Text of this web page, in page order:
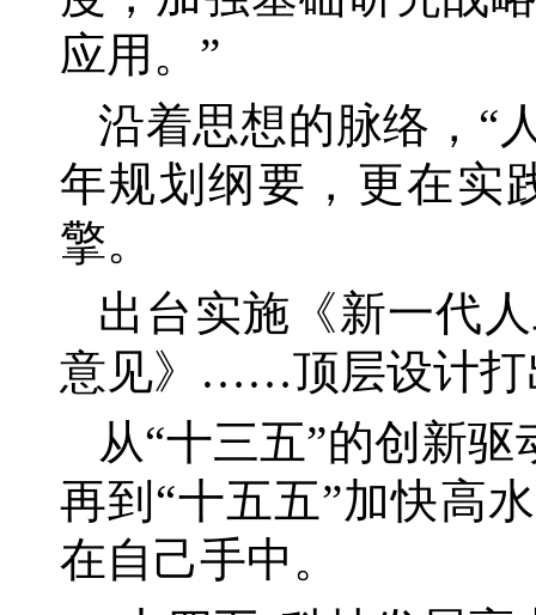
应用。”
沿着思想的脉络， “
年规划纲要，更在实
擎。
出台实施《新一代
意见》 ……顶层设计打
从“十三五”的创新
再到“十五五”加快高
在自己手中。